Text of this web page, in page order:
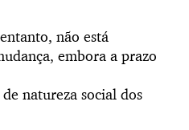
não está
embora a prazo
natureza social dos